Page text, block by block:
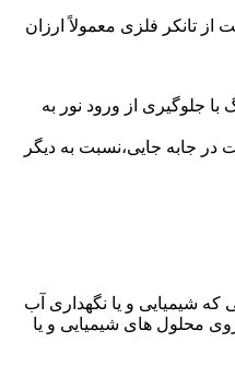
تانکر فلزی معمولاً ارزان
جلوگیری از ورود نور به
جابه جایی،نسبت به دیگر
که شیمیایی و یا نگهداری آب
محلول های شیمیایی و یا